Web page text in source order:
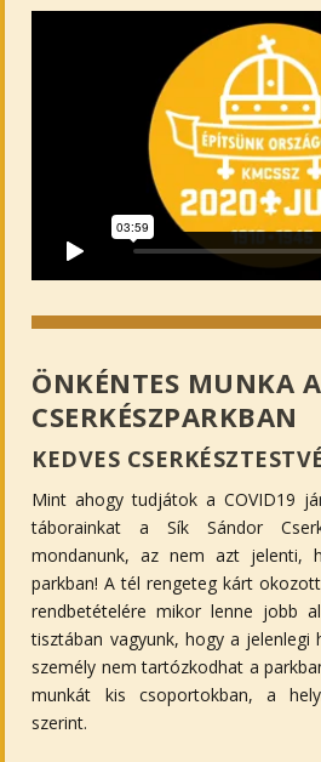
ÖNKÉNTES MUNKA
CSERKÉSZPARKBAN
KEDVES
Mint ahogy tudjátok a COVID19
táborainkat a Sík Sándor
mondanunk, az nem azt jelenti,
parkban! A tél rengeteg kárt
rendbetételére mikor lenne jobb
tisztában vagyunk, hogy a
személy nem tartózkodhat a
munkát kis csoportokban, a
szerint.